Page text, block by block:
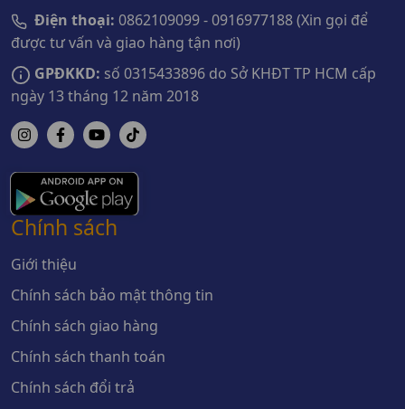
Điện thoại: 0862109099 - 0916977188 (Xin gọi để
được tư vấn và giao hàng tận nơi)
GPĐKKD: số 0315433896 do Sở KHĐT TP HCM cấp
ngày 13 tháng 12 năm 2018
Chính sách
Giới thiệu
Chính sách bảo mật thông tin
Chính sách giao hàng
Chính sách thanh toán
Chính sách đổi trả